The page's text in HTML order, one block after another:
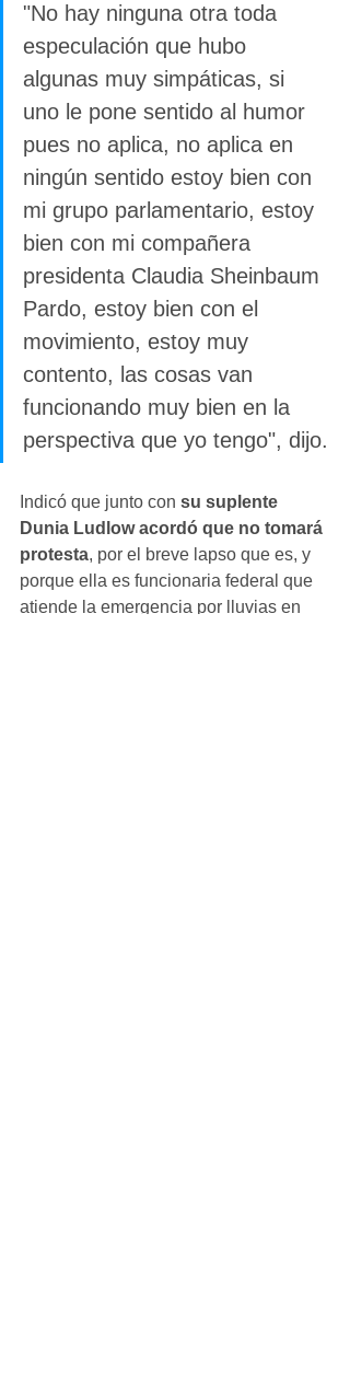
"No hay ninguna otra toda
especulación que hubo
algunas muy simpáticas, si
uno le pone sentido al humor
pues no aplica, no aplica en
ningún sentido estoy bien con
mi grupo parlamentario, estoy
bien con mi compañera
presidenta Claudia Sheinbaum
Pardo, estoy bien con el
movimiento, estoy muy
contento, las cosas van
funcionando muy bien en la
perspectiva que yo tengo", dijo.
Indicó que junto con su suplente
Dunia Ludlow acordó que no tomará
protesta, por el breve lapso que es, y
porque ella es funcionaria federal que
atiende la emergencia por lluvias en